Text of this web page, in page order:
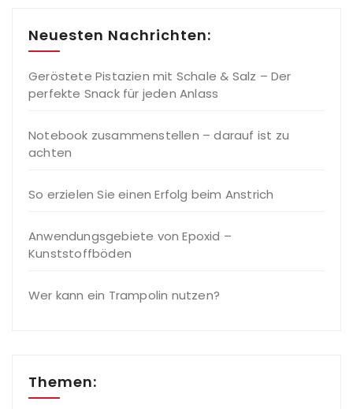
Neuesten Nachrichten:
Geröstete Pistazien mit Schale & Salz – Der
perfekte Snack für jeden Anlass
Notebook zusammenstellen – darauf ist zu
achten
So erzielen Sie einen Erfolg beim Anstrich
Anwendungsgebiete von Epoxid –
Kunststoffböden
Wer kann ein Trampolin nutzen?
Themen: